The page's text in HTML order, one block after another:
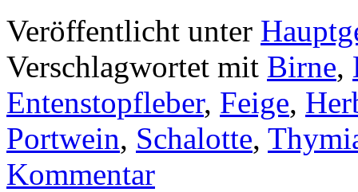
Veröffentlicht unter
Verschlagwortet mit Birne,
Entenstopfleber, Feige,
Portwein, Schalotte,
Kommentar